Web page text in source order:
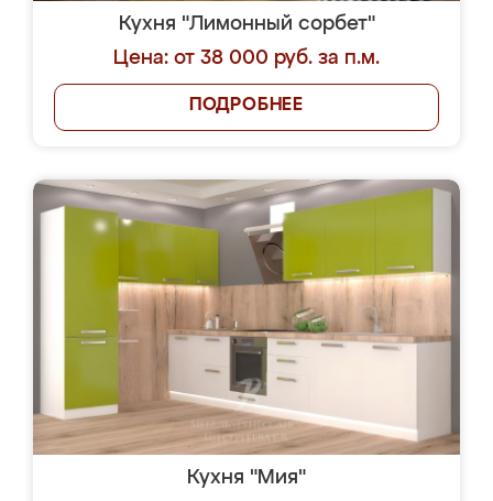
Кухня "Лимонный сорбет"
Цена: от 38 000 руб. за п.м.
ПОДРОБНЕЕ
Кухня "Мия"